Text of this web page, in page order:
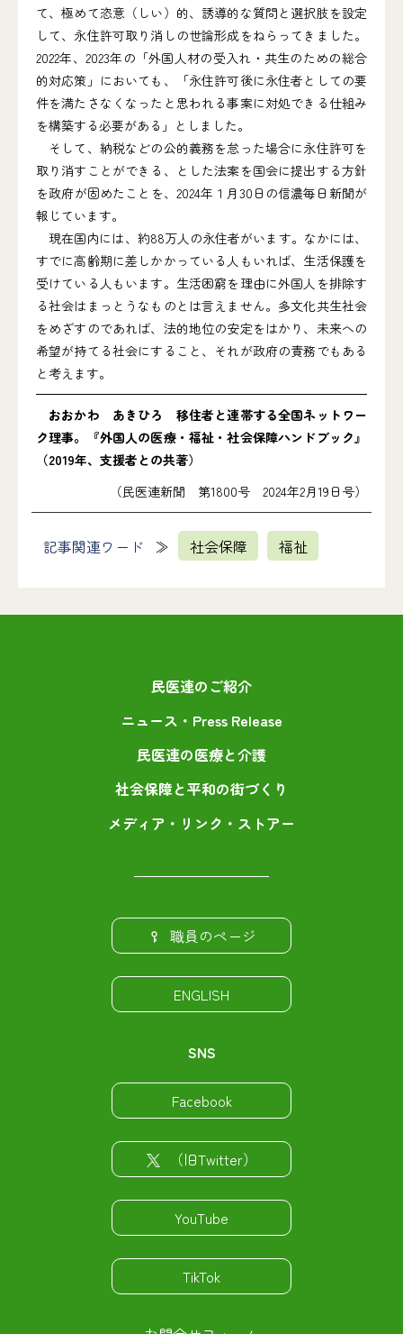
て、極めて恣意（しい）的、誘導的な質問と選択肢を設定
して、永住許可取り消しの世論形成をねらってきました。
2022年、2023年の「外国人材の受入れ・共生のための総合
的対応策」においても、「永住許可後に永住者としての要
件を満たさなくなったと思われる事案に対処できる仕組み
を構築する必要がある」としました。
そして、納税などの公的義務を怠った場合に永住許可を
取り消すことができる、とした法案を国会に提出する方針
を政府が固めたことを、2024年１月30日の信濃毎日新聞が
報じています。
現在国内には、約88万人の永住者がいます。なかには、
すでに高齢期に差しかかっている人もいれば、生活保護を
受けている人もいます。生活困窮を理由に外国人を排除す
る社会はまっとうなものとは言えません。多文化共生社会
をめざすのであれば、法的地位の安定をはかり、未来への
希望が持てる社会にすること、それが政府の責務でもある
と考えます。
おおかわ あきひろ 移住者と連帯する全国ネットワー
ク理事。『外国人の医療・福祉・社会保障ハンドブック』
（2019年、支援者との共著）
（民医連新聞 第1800号 2024年2月19日号）
記事関連ワード 社会保障 福祉
民医連のご紹介
ニュース・Press Release
民医連の医療と介護
社会保障と平和の街づくり
メディア・リンク・ストアー
職員のページ
ENGLISH
SNS
Facebook
（旧Twitter）
YouTube
TikTok